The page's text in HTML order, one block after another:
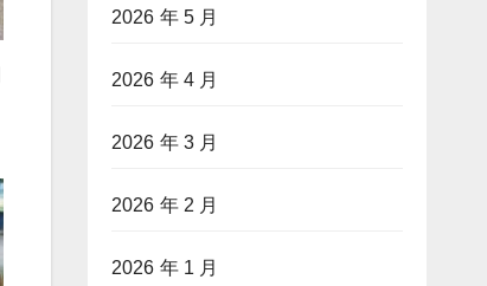
2026 年 5 月
2026 年 4 月
2026 年 3 月
2026 年 2 月
2026 年 1 月